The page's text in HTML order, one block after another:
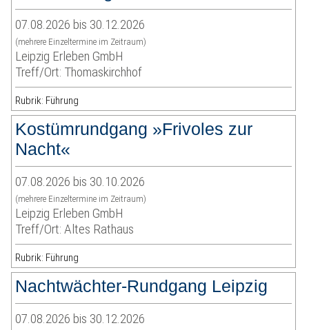
07.08.2026 bis 30.12.2026
(mehrere Einzeltermine im Zeitraum)
Leipzig Erleben GmbH
Treff/Ort: Thomaskirchhof
Rubrik: Führung
Kostümrundgang »Frivoles zur
Nacht«
07.08.2026 bis 30.10.2026
(mehrere Einzeltermine im Zeitraum)
Leipzig Erleben GmbH
Treff/Ort: Altes Rathaus
Rubrik: Führung
Nachtwächter-Rundgang Leipzig
07.08.2026 bis 30.12.2026